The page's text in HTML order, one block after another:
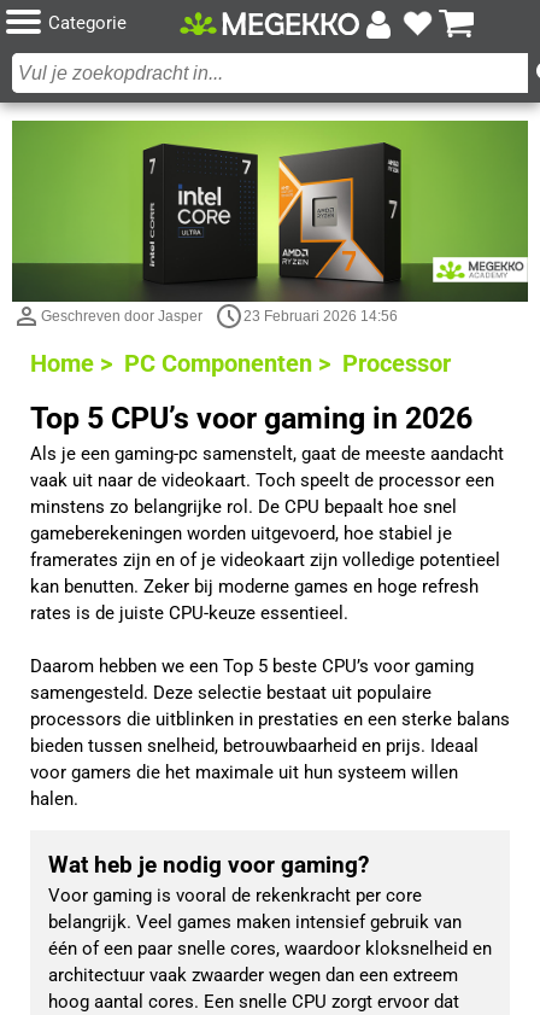
Categorie
Geschreven door Jasper 23 Februari 2026 14:56
Home > PC Componenten > Processor
Top 5 CPU’s voor gaming in 2026
Als je een gaming-pc samenstelt, gaat de meeste aandacht
vaak uit naar de videokaart. Toch speelt de processor een
minstens zo belangrijke rol. De CPU bepaalt hoe snel
gameberekeningen worden uitgevoerd, hoe stabiel je
framerates zijn en of je videokaart zijn volledige potentieel
kan benutten. Zeker bij moderne games en hoge refresh
rates is de juiste CPU-keuze essentieel.
Daarom hebben we een Top 5 beste CPU’s voor gaming
samengesteld. Deze selectie bestaat uit populaire
processors die uitblinken in prestaties en een sterke balans
bieden tussen snelheid, betrouwbaarheid en prijs. Ideaal
voor gamers die het maximale uit hun systeem willen
halen.
Wat heb je nodig voor gaming?
Voor gaming is vooral de rekenkracht per core
belangrijk. Veel games maken intensief gebruik van
één of een paar snelle cores, waardoor kloksnelheid en
architectuur vaak zwaarder wegen dan een extreem
hoog aantal cores. Een snelle CPU zorgt ervoor dat